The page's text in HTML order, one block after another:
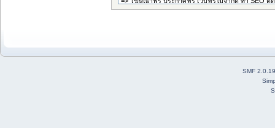
SMF 2.0.19